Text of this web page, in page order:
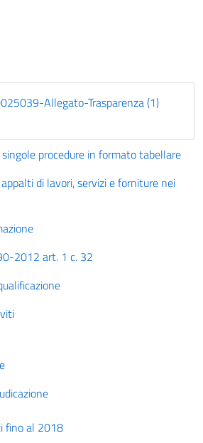
Allegato-Trasparenza (1)
procedure in formato tabellare
di lavori, servizi e forniture nei
2012 art. 1 c. 32
fino al 2018